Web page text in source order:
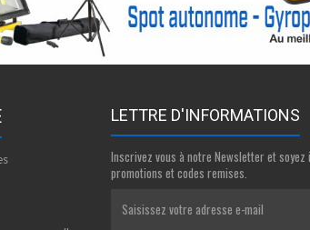
LETTRE D'INFORMATIONS
Inscrivez vous à notre Newsletter et
promotions et codes remises.